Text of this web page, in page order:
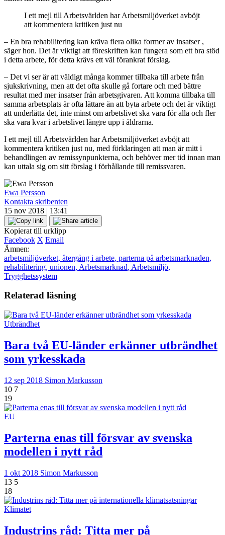
I ett mejl till Arbetsvärlden har Arbetsmiljöverket avböjt
att kommentera kritiken just nu
– En bra rehabilitering kan kräva flera olika former av insatser ,
säger hon. Det är viktigt att föreskriften kan fungera som ett bra stöd
i detta arbete, för detta krävs ett väl förankrat förslag.
– Det vi ser är att väldigt många kommer tillbaka till arbete från
sjukskrivning, men att det ofta skulle gå fortare och med bättre
resultat med mer insatser från arbetsgivaren. Att komma tillbaka till
samma arbetsplats är ofta lättare än att byta arbete och det är viktigt
att underlätta det, inte minst om arbetslivet ska vara för alla och fler
ska vara kvar i arbetslivet längre upp i åldrarna.
I ett mejl till Arbetsvärlden har Arbetsmiljöverket avböjt att
kommentera kritiken just nu, med förklaringen att man är mitt i
behandlingen av remissynpunkterna, och behöver mer tid innan man
kan uttala sig om sitt förslag i förhållande till remissvaren.
Ewa Persson
Kontakta skribenten
15 nov 2018 | 13:41
Kopierat till urklipp
Facebook X Email
Ämnen:
arbetsmiljöverket, återgång i arbete, parterna på arbetsmarknaden,
rehabilitering, unionen, Arbetsmarknad, Arbetsmiljö,
Trygghetssystem
Relaterad läsning
Utbrändhet
Bara två EU-länder erkänner utbrändhet
som yrkesskada
12 sep 2018 Simon Markusson
10 7
19
EU
Parterna enas till försvar av svenska
modellen i nytt råd
1 okt 2018 Simon Markusson
13 5
18
Klimatet
Industrins råd: Titta mer på